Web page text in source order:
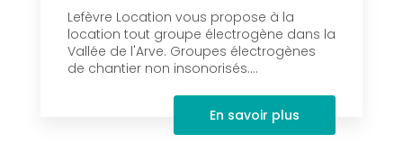
Lefèvre Location vous propose à la
location tout groupe électrogène dans la
Vallée de l'Arve. Groupes électrogènes
de chantier non insonorisés....
En savoir plus